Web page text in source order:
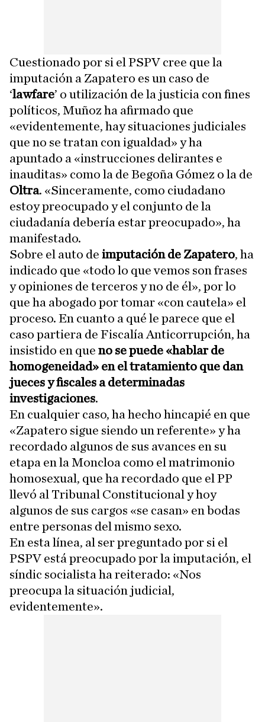
Cuestionado por si el PSPV cree que la
imputación a Zapatero es un caso de
‘lawfare’ o utilización de la justicia con fines
políticos, Muñoz ha afirmado que
«evidentemente, hay situaciones judiciales
que no se tratan con igualdad» y ha
apuntado a «instrucciones delirantes e
inauditas» como la de Begoña Gómez o la de
Oltra. «Sinceramente, como ciudadano
estoy preocupado y el conjunto de la
ciudadanía debería estar preocupado», ha
manifestado.
Sobre el auto de imputación de Zapatero, ha
indicado que «todo lo que vemos son frases
y opiniones de terceros y no de él», por lo
que ha abogado por tomar «con cautela» el
proceso. En cuanto a qué le parece que el
caso partiera de Fiscalía Anticorrupción, ha
insistido en que no se puede «hablar de
homogeneidad» en el tratamiento que dan
jueces y fiscales a determinadas
investigaciones.
En cualquier caso, ha hecho hincapié en que
«Zapatero sigue siendo un referente» y ha
recordado algunos de sus avances en su
etapa en la Moncloa como el matrimonio
homosexual, que ha recordado que el PP
llevó al Tribunal Constitucional y hoy
algunos de sus cargos «se casan» en bodas
entre personas del mismo sexo.
En esta línea, al ser preguntado por si el
PSPV está preocupado por la imputación, el
síndic socialista ha reiterado: «Nos
preocupa la situación judicial,
evidentemente».